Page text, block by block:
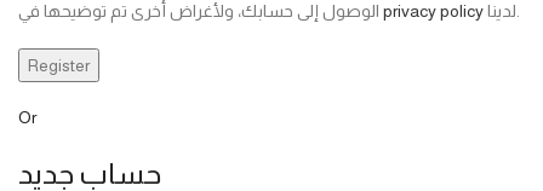
privacy policy
Register
Or
حساب جديد